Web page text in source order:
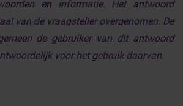
en informatie. Het antwoord
van de vraagsteller overgenomen. De
de gebruiker van dit antwoord
voor het gebruik daarvan.